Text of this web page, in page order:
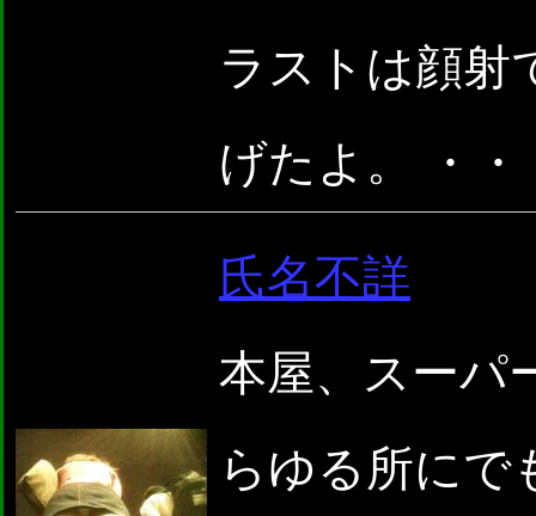
ラストは顔射
げたよ。 ・・
氏名不詳
本屋、スーパ
らゆる所に